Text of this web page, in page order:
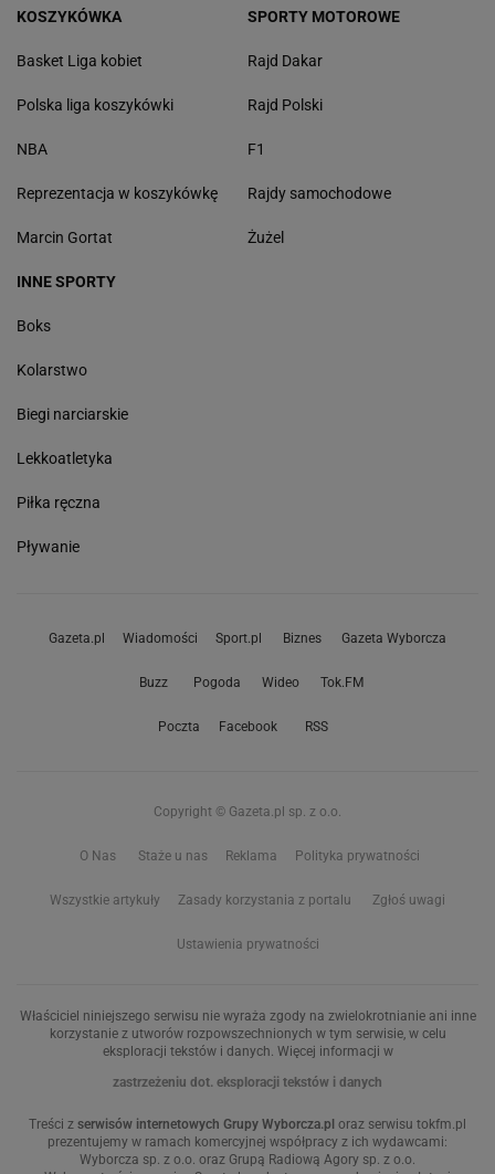
KOSZYKÓWKA
Basket Liga kobiet
Polska liga koszykówki
NBA
Reprezentacja w koszykówkę
Marcin Gortat
SPORTY MOTOROWE
Rajd Dakar
Rajd Polski
F1
Rajdy samochodowe
Żużel
INNE SPORTY
Boks
Kolarstwo
Biegi narciarskie
Lekkoatletyka
Piłka ręczna
Pływanie
Gazeta.pl Wiadomości Sport.pl Biznes Gazeta Wyborcza
Buzz Pogoda Wideo Tok.FM
Poczta Facebook RSS
Copyright © Gazeta.pl sp. z o.o.
O Nas Staże u nas Reklama Polityka prywatności
Wszystkie artykuły Zasady korzystania z portalu Zgłoś uwagi
Ustawienia prywatności
Właściciel niniejszego serwisu nie wyraża zgody na zwielokrotnianie ani inne
korzystanie z utworów rozpowszechnionych w tym serwisie, w celu
eksploracji tekstów i danych. Więcej informacji w
zastrzeżeniu dot. eksploracji tekstów i danych
Treści z serwisów internetowych Grupy Wyborcza.pl oraz serwisu tokfm.pl
prezentujemy w ramach komercyjnej współpracy z ich wydawcami:
Wyborcza sp. z o.o. oraz Grupą Radiową Agory sp. z o.o.